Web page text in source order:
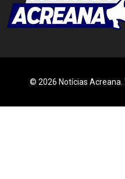
© 2026 Notícias Acreana.